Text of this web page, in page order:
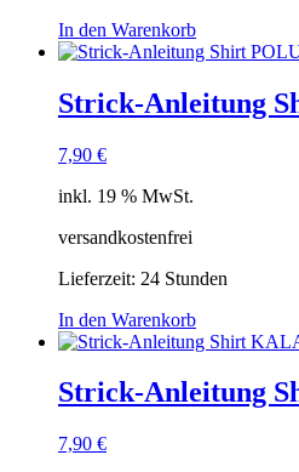
In den Warenkorb
Strick-Anleitung
7,90 €
inkl. 19 % MwSt.
versandkostenfrei
Lieferzeit: 24 Stunden
In den Warenkorb
Strick-Anleitung
7,90 €